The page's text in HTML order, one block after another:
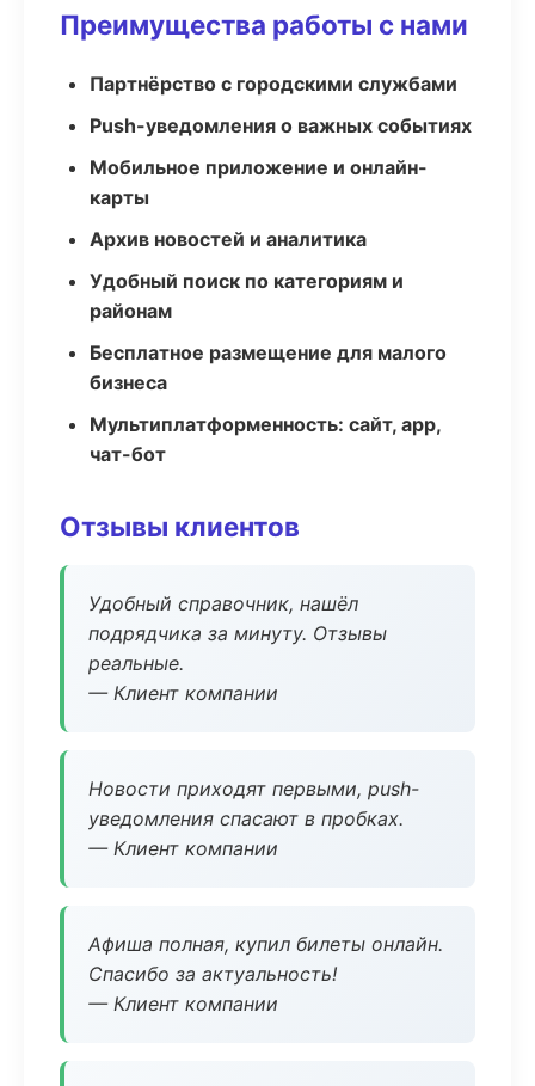
Преимущества работы с нами
Партнёрство с городскими службами
Push-уведомления о важных событиях
Мобильное приложение и онлайн-
карты
Архив новостей и аналитика
Удобный поиск по категориям и
районам
Бесплатное размещение для малого
бизнеса
Мультиплатформенность: сайт, app,
чат-бот
Отзывы клиентов
Удобный справочник, нашёл
подрядчика за минуту. Отзывы
реальные.
— Клиент компании
Новости приходят первыми, push-
уведомления спасают в пробках.
— Клиент компании
Афиша полная, купил билеты онлайн.
Спасибо за актуальность!
— Клиент компании